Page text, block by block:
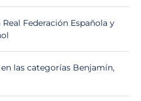
Federación Española y
las categorías Benjamín,